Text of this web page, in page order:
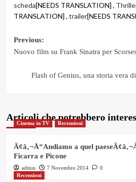
scheda[NEEDS TRANSLATION] ,
TRANSLATION] , trailer[NEEDS
Post
Previous:
Nuovo film su Frank Sinatra per
Flash of Genius, una storia vera
Articoli che potrebbero
Cinema in TV Recensioni
Ã¢â‚¬Å“Andiamo a quel
Ficarra e Picone
admin 7 Novembre 2014
0
Recensioni